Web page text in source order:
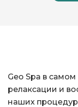
Geo Spa в
релаксации и
наших